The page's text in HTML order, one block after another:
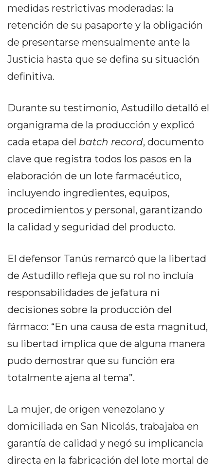
POR WHATSAPP SIN QUE
SE TE PIERDA NINGUNO
Y
CONDICIONES
PRIVACIDAD
MAPA
DEL
DEL
DIA
REPORTERO
DIARIO
DEPORTIVO
GRUPO
MEDIOS
INFOPBA
NORTE
HOY
HORA
CLAVE
medidas restrictivas moderadas: la
retención de su pasaporte y la obligación
de presentarse mensualmente ante la
Justicia hasta que se defina su situación
definitiva.
Durante su testimonio, Astudillo detalló el
organigrama de la producción y explicó
cada etapa del batch record, documento
clave que registra todos los pasos en la
elaboración de un lote farmacéutico,
incluyendo ingredientes, equipos,
procedimientos y personal, garantizando
la calidad y seguridad del producto.
El defensor Tanús remarcó que la libertad
de Astudillo refleja que su rol no incluía
responsabilidades de jefatura ni
decisiones sobre la producción del
fármaco: “En una causa de esta magnitud,
su libertad implica que de alguna manera
pudo demostrar que su función era
totalmente ajena al tema”.
La mujer, de origen venezolano y
domiciliada en San Nicolás, trabajaba en
garantía de calidad y negó su implicancia
directa en la fabricación del lote mortal de